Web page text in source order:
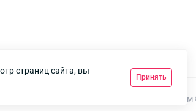
7км Одеса — Одяг і аксесуари
страниц сайта, вы
Принять